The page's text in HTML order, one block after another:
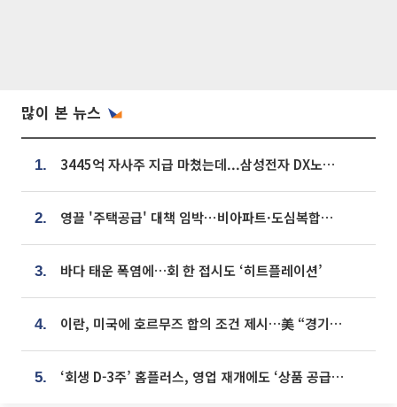
많이 본 뉴스
1. 3445억 자사주 지급 마쳤는데...삼성전자 DX노조, 뒤늦은 '떼쓰기 집회'
2. 영끌 '주택공급' 대책 임박⋯비아파트·도심복합까지 총동원
3. 바다 태운 폭염에…회 한 접시도 ‘히트플레이션’
4. 이란, 미국에 호르무즈 합의 조건 제시…美 “경기 아직 안 끝나” [종합]
5. ‘회생 D-3주’ 홈플러스, 영업 재개에도 ‘상품 공급망’ 복구가 생존 관건